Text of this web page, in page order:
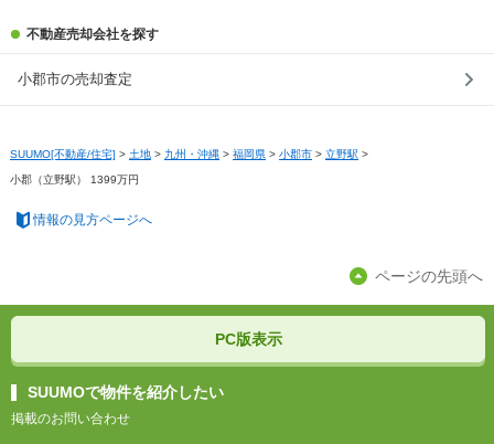
不動産売却会社を探す
小郡市の売却査定
SUUMO[不動産/住宅] > 土地 > 九州・沖縄 > 福岡県 > 小郡市 > 立野駅 >
小郡（立野駅） 1399万円
情報の見方ページへ
ページの先頭へ
PC版表示
SUUMOで物件を紹介したい
掲載のお問い合わせ